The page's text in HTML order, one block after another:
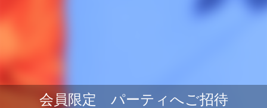
会員限定 パーティへご招待